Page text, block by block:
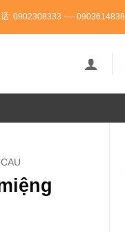
话: 0902308333 ---- 0903614838